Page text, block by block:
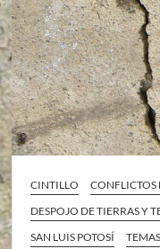
CINTILLO
CONFLICTOS
DESPOJO DE TIERRAS Y
SAN LUIS POTOSÍ